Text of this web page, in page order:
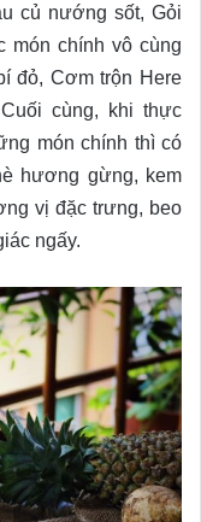
củ nướng sốt, Gỏi
món chính vô cùng
đỏ, Cơm trộn Here
cùng, khi thực
món chính thì có
hương gừng, kem
vị đặc trưng, beo
ngấy.